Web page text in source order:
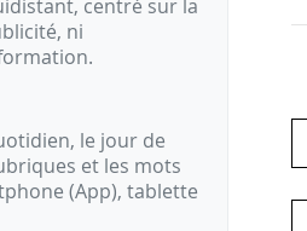
centré sur la
ni
le jour de
et les mots
(App), tablette